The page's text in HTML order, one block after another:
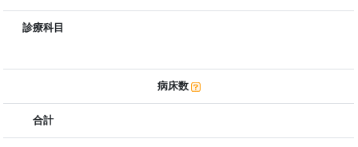
診療科目
病床数
合計